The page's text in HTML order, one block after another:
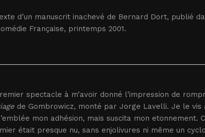
d’un manuscrit inachevé de Bernard Dort, publié
Française, printemps 2001.
spectacle à m’avoir donné l’impression de
de Gombrowicz, monté par Jorge Lavelli. Je le vis
mon adhésion, mais suscita mon etonnement.
était presque nu, sans enjolivures ni même un